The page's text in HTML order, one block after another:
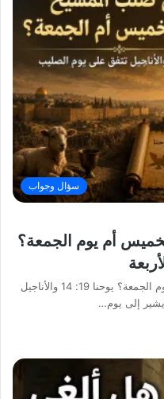
سؤال وجواب
أم يوم الجمعة؟
هل صُلب المسيح يوم الخميس أم يوم الجمعة؟ يوحنا 19: 14 والأناجيل
يشير إلى يوم…